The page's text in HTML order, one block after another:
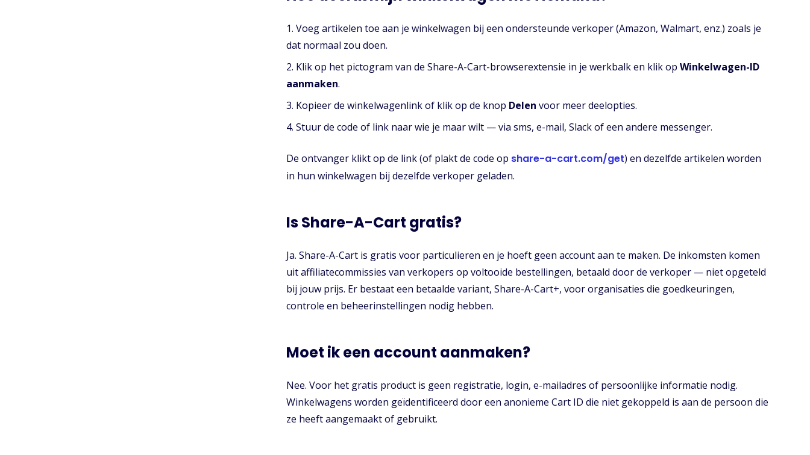
Voeg artikelen toe aan je winkelwagen bij een ondersteunde verkoper (Amazon, Walmart, enz.) zoals je
dat normaal zou doen.
Klik op het pictogram van de Share-A-Cart-browserextensie in je werkbalk en klik op Winkelwagen-ID
aanmaken.
Kopieer de winkelwagenlink of klik op de knop Delen voor meer deelopties.
Stuur de code of link naar wie je maar wilt — via sms, e-mail, Slack of een andere messenger.
De ontvanger klikt op de link (of plakt de code op share-a-cart.com/get) en dezelfde artikelen worden
in hun winkelwagen bij dezelfde verkoper geladen.
Is Share-A-Cart gratis?
Ja. Share-A-Cart is gratis voor particulieren en je hoeft geen account aan te maken. De inkomsten komen
uit affiliatecommissies van verkopers op voltooide bestellingen, betaald door de verkoper — niet opgeteld
bij jouw prijs. Er bestaat een betaalde variant, Share-A-Cart+, voor organisaties die goedkeuringen,
controle en beheerinstellingen nodig hebben.
Moet ik een account aanmaken?
Nee. Voor het gratis product is geen registratie, login, e-mailadres of persoonlijke informatie nodig.
Winkelwagens worden geïdentificeerd door een anonieme Cart ID die niet gekoppeld is aan de persoon die
ze heeft aangemaakt of gebruikt.